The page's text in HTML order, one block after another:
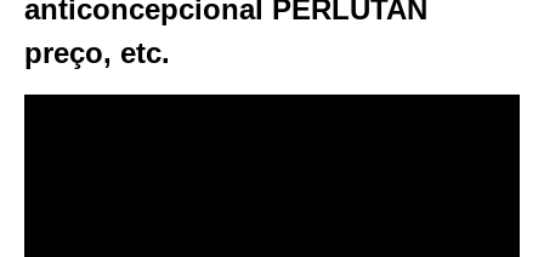
anticoncepcional PERLUTAN
preço, etc.